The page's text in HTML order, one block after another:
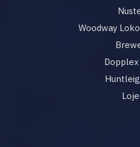
Woodway